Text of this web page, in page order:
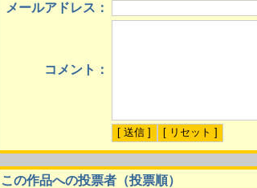
メールアドレス：
コメント：
この作品への投票者（投票順）